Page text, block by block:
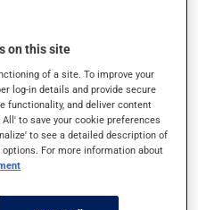
ce produit peut à
indésirables (effets
on this site
of a site. To improve your
log-in details and provide secure
functionality, and deliver content
to save your cookie preferences
to see a detailed description of
For more information about